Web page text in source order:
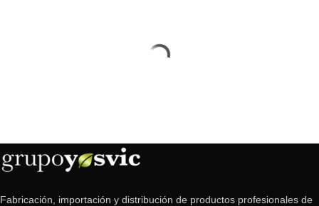
Fabricación, importación y distribución de productos profesionales de